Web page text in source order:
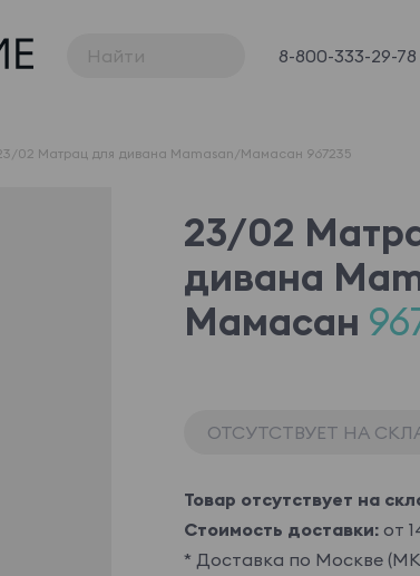
8-800-333-29-78
02 Матрац для дивана Mamasan/Мамасан 967235
23/02
дивана
Мамасан
ОТСУТСТВУЕТ НА
Товар отсутствует на
Стоимость доставки:от
* Доставка по Москве